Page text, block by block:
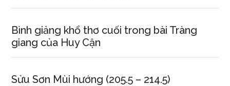
Bình giảng khổ thơ cuối trong bài Tràng
giang của Huy Cận
Sửu Sơn Mùi hướng (205.5 – 214.5)